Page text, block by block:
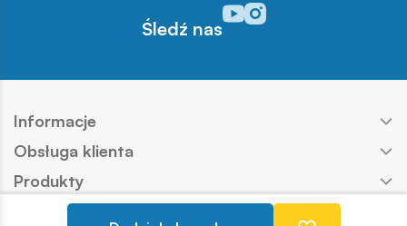
Śledź nas
Odwiedź nasz profil w
Odwiedź nasz profil w
Informacje
Obsługa klienta
Produkty
Kontakt